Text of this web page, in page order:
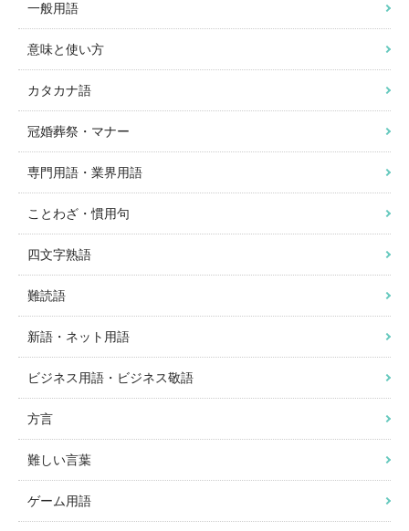
一般用語
意味と使い方
カタカナ語
冠婚葬祭・マナー
専門用語・業界用語
ことわざ・慣用句
四文字熟語
難読語
新語・ネット用語
ビジネス用語・ビジネス敬語
方言
難しい言葉
ゲーム用語